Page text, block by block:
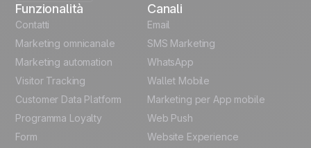
Automation
templates
Unlock the full use-case
English
French
Polish
German
Español
Funzionalità
Contatti
Marketing omnicanale
Marketing automation
Visitor Tracking
Customer Data Platform
Programma Loyalty
Form
Canali
Email
SMS Marketing
WhatsApp
Wallet Mobile
Marketing per App mobile
Web Push
Website Experience